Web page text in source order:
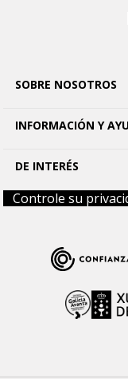
SOBRE NOSOTROS
INFORMACIÓN Y
DE INTERÉS
Controle su